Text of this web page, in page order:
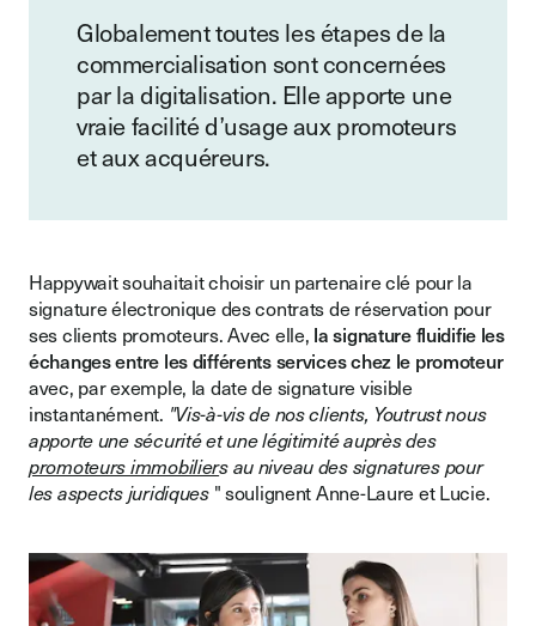
Globalement toutes les étapes de la
commercialisation sont concernées
par la digitalisation. Elle apporte une
vraie facilité d’usage aux promoteurs
et aux acquéreurs.
Happywait souhaitait choisir un partenaire clé pour la
signature électronique des contrats de réservation pour
ses clients promoteurs. Avec elle, la signature fluidifie les
échanges entre les différents services chez le promoteur
avec, par exemple, la date de signature visible
instantanément. "Vis-à-vis de nos clients, Youtrust nous
apporte une sécurité et une légitimité auprès des
promoteurs immobiliers au niveau des signatures pour
les aspects juridiques " soulignent Anne-Laure et Lucie.